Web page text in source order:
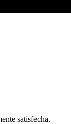
satisfecha.